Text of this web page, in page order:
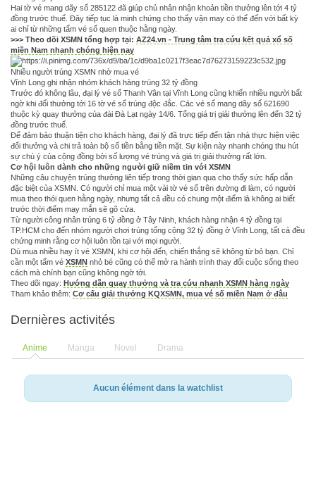
Hai tờ vé mang dãy số 285122 đã giúp chủ nhân nhận khoản tiền thưởng lên tới 4 tỷ
đồng trước thuế. Đây tiếp tục là minh chứng cho thấy vận may có thể đến với bất kỳ
ai chỉ từ những tấm vé số quen thuộc hằng ngày.
>>> Theo dõi XSMN tổng hợp tại: AZ24.vn - Trung tâm tra cứu kết quả xổ số
miền Nam nhanh chóng hiện nay
Nhiều người trúng XSMN nhờ mua vé
Vĩnh Long ghi nhận nhóm khách hàng trúng 32 tỷ đồng
Trước đó không lâu, đại lý vé số Thanh Vân tại Vĩnh Long cũng khiến nhiều người bất
ngờ khi đổi thưởng tới 16 tờ vé số trúng độc đắc. Các vé số mang dãy số 621690
thuộc kỳ quay thưởng của đài Đà Lạt ngày 14/6. Tổng giá trị giải thưởng lên đến 32 tỷ
đồng trước thuế.
Để đảm bảo thuận tiện cho khách hàng, đại lý đã trực tiếp đến tận nhà thực hiện việc
đổi thưởng và chi trả toàn bộ số tiền bằng tiền mặt. Sự kiện này nhanh chóng thu hút
sự chú ý của cộng đồng bởi số lượng vé trúng và giá trị giải thưởng rất lớn.
Cơ hội luôn dành cho những người giữ niềm tin với XSMN
Những câu chuyện trúng thưởng liên tiếp trong thời gian qua cho thấy sức hấp dẫn
đặc biệt của XSMN. Có người chỉ mua một vài tờ vé số trên đường đi làm, có người
mua theo thói quen hằng ngày, nhưng tất cả đều có chung một điểm là không ai biết
trước thời điểm may mắn sẽ gõ cửa.
Từ người công nhân trúng 6 tỷ đồng ở Tây Ninh, khách hàng nhận 4 tỷ đồng tại
TP.HCM cho đến nhóm người chơi trúng tổng cộng 32 tỷ đồng ở Vĩnh Long, tất cả đều
chứng minh rằng cơ hội luôn tồn tại với mọi người.
Dù mua nhiều hay ít vé XSMN, khi cơ hội đến, chiến thắng sẽ không từ bỏ bạn. Chỉ
cần một tấm vé XSMN nhỏ bé cũng có thể mở ra hành trình thay đổi cuộc sống theo
cách mà chính bạn cũng không ngờ tới.
Theo dõi ngay: Hướng dẫn quay thưởng và tra cứu nhanh XSMN hàng ngày
Tham khảo thêm: Cơ cấu giải thưởng KQXSMN, mua vé số miền Nam ở đâu
Dernières activités
Anime Manga Novel Drama
Aucun élément dans la watchlist